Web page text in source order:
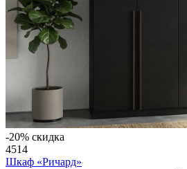
-20% скидка
4514
Шкаф «Ричард»